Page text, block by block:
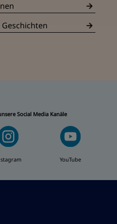
Social Media Kanäle
YouTube